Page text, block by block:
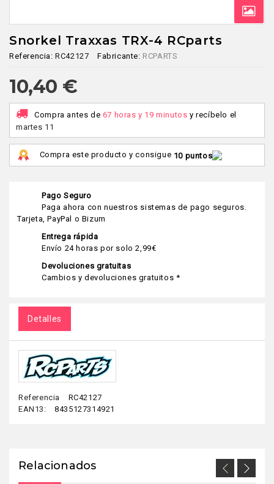
Snorkel Traxxas TRX-4 RCparts
Referencia: RC42127 Fabricante: RCPARTS
10,40 €
Compra antes de 67 horas y 19 minutos y recíbelo el
martes 11
Compra este producto y consigue 10 puntos
Pago Seguro
Paga ahora con nuestros sistemas de pago seguros.
Tarjeta, PayPal o Bizum
Entrega rápida
Envío 24 horas por solo 2,99€
Devoluciones gratuitas
Cambios y devoluciones gratuitos *
Detalles
Referencia
RC42127
EAN13:
8435127314921
Relacionados